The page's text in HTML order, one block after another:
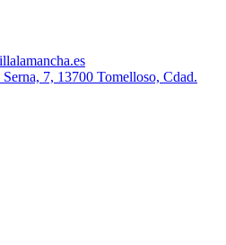
7, 13700 Tomelloso, Cdad.